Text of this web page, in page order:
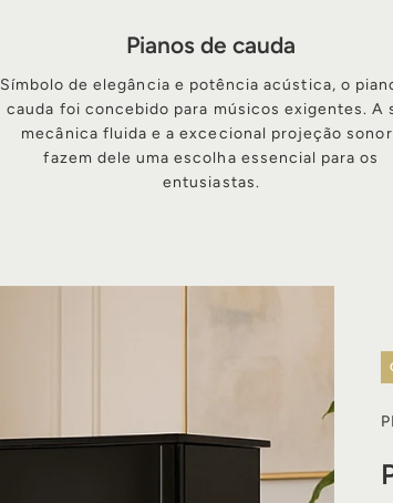
Pianos de cauda
Símbolo de elegância e potência acústica, o
cauda foi concebido para músicos exigentes. A
mecânica fluida e a excecional projeção
fazem dele uma escolha essencial para os
entusiastas.